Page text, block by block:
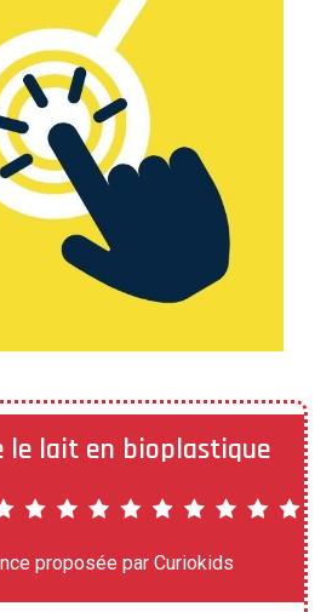
le lait en bioplastique
proposée par Curiokids